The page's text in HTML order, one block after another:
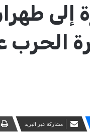
الحرب
مشاركة عبر البريد